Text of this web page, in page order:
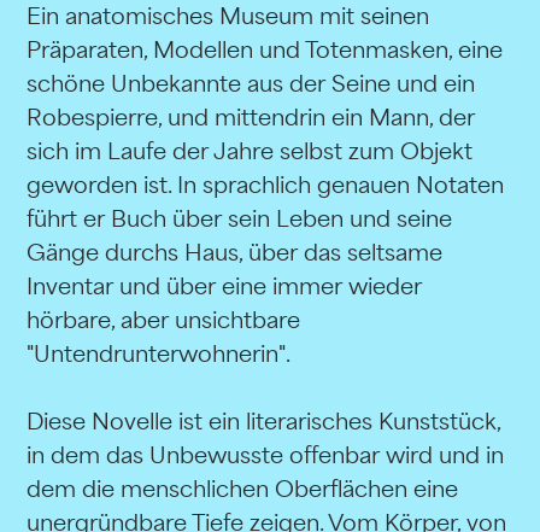
Ein anatomisches Museum mit seinen
Präparaten, Modellen und Totenmasken, eine
schöne Unbekannte aus der Seine und ein
Robespierre, und mittendrin ein Mann, der
sich im Laufe der Jahre selbst zum Objekt
geworden ist. In sprachlich genauen Notaten
führt er Buch über sein Leben und seine
Gänge durchs Haus, über das seltsame
Inventar und über eine immer wieder
hörbare, aber unsichtbare
"Untendrunterwohnerin".
Diese Novelle ist ein literarisches Kunststück,
in dem das Unbewusste offenbar wird und in
dem die menschlichen Oberflächen eine
unergründbare Tiefe zeigen. Vom Körper, von